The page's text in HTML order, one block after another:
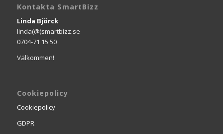
Kontakta SmartBizz
Linda Björck
linda(@)smartbizz.se
0704-71 15 50
Välkommen!
Cookiepolicy
Cookiepolicy
GDPR